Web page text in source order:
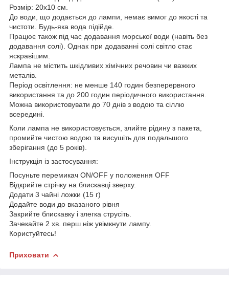
Розмір: 20х10 см.
До води, що додається до лампи, немає вимог до якості та
чистоти. Будь-яка вода підійде.
Працює також під час додавання морської води (навіть без
додавання солі). Однак при додаванні солі світло стає
яскравішим.
Лампа не містить шкідливих хімічних речовин чи важких
металів.
Період освітлення: не менше 140 годин безперервного
використання та до 200 годин періодичного використання.
Можна використовувати до 70 днів з водою та сіллю
всередині.
Коли лампа не використовується, злийте рідину з пакета,
промийте чистою водою та висушіть для подальшого
зберігання (до 5 років).
Інструкція із застосування:
Посуньте перемикач ON/OFF у положення OFF
Відкрийте стрічку на блискавці зверху.
Додати 3 чайні ложки (15 г)
Додайте води до вказаного рівня
Закрийте блискавку і злегка струсіть.
Зачекайте 2 хв. перш ніж увімкнути лампу.
Користуйтесь!
Приховати